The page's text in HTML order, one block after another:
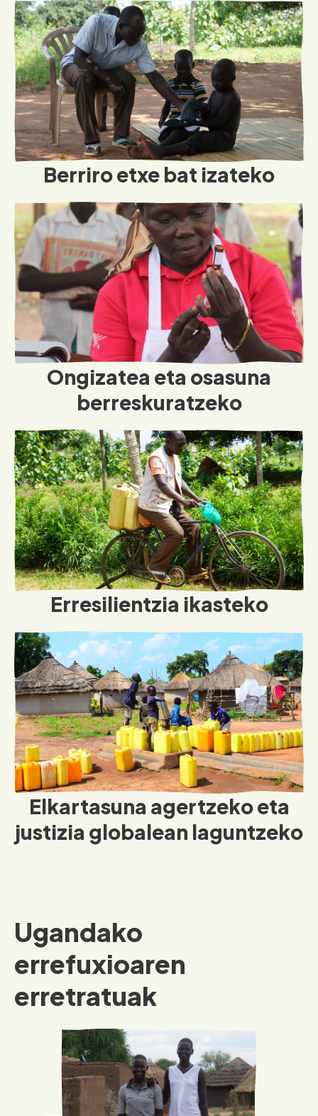
Berriro etxe bat izateko
Ongizatea eta osasuna
berreskuratzeko
Erresilientzia ikasteko
Elkartasuna agertzeko eta
justizia globalean laguntzeko
errefuxioaren
erretratuak